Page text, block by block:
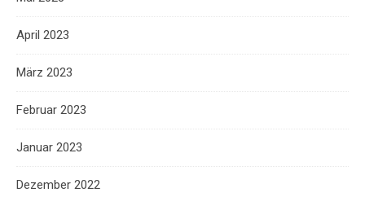
April 2023
März 2023
Februar 2023
Januar 2023
Dezember 2022